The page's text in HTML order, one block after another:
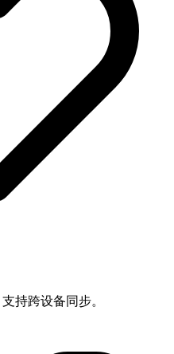
持跨设备同步。